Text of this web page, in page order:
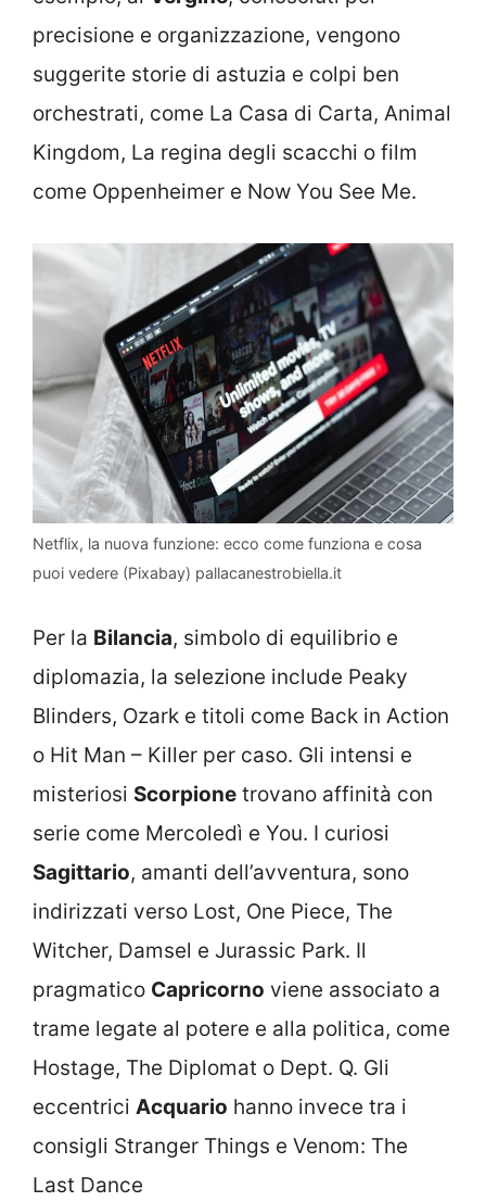
precisione e organizzazione, vengono
suggerite storie di astuzia e colpi ben
orchestrati, come La Casa di Carta, Animal
Kingdom, La regina degli scacchi o film
come Oppenheimer e Now You See Me.
Netflix, la nuova funzione: ecco come funziona e cosa
puoi vedere (Pixabay) pallacanestrobiella.it
Per la Bilancia, simbolo di equilibrio e
diplomazia, la selezione include Peaky
Blinders, Ozark e titoli come Back in Action
o Hit Man – Killer per caso. Gli intensi e
misteriosi Scorpione trovano affinità con
serie come Mercoledì e You. I curiosi
Sagittario, amanti dell’avventura, sono
indirizzati verso Lost, One Piece, The
Witcher, Damsel e Jurassic Park. Il
pragmatico Capricorno viene associato a
trame legate al potere e alla politica, come
Hostage, The Diplomat o Dept. Q. Gli
eccentrici Acquario hanno invece tra i
consigli Stranger Things e Venom: The
Last Dance